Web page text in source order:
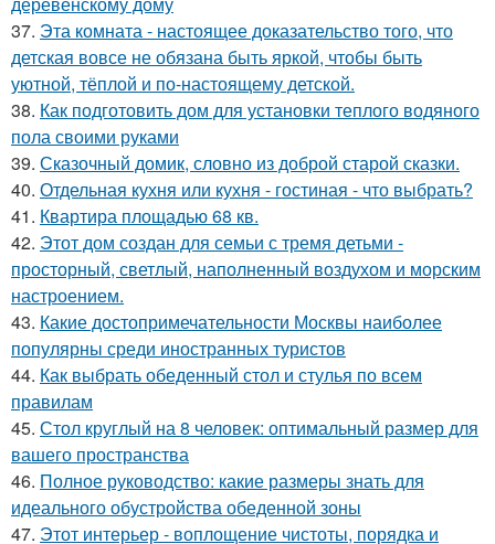
37. Эта комната - настоящее доказательство того, что
детская вовсе не обязана быть яркой, чтобы быть
уютной, тёплой и по-настоящему детской.
38. Как подготовить дом для установки теплого водяного
пола своими руками
39. Сказочный домик, словно из доброй старой сказки.
40. Отдельная кухня или кухня - гостиная - что выбрать?
41. Квартира площадью 68 кв.
42. Этот дом создан для семьи с тремя детьми -
просторный, светлый, наполненный воздухом и морским
настроением.
43. Какие достопримечательности Москвы наиболее
популярны среди иностранных туристов
44. Как выбрать обеденный стол и стулья по всем
правилам
45. Стол круглый на 8 человек: оптимальный размер для
вашего пространства
46. Полное руководство: какие размеры знать для
идеального обустройства обеденной зоны
47. Этот интерьер - воплощение чистоты, порядка и